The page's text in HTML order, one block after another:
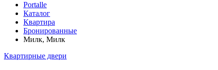
Portalle
Каталог
Квартира
Бронированные
Милк, Милк
Квартирные двери